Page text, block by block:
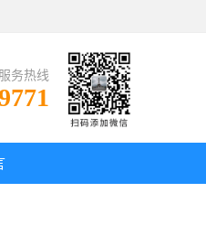
务热线